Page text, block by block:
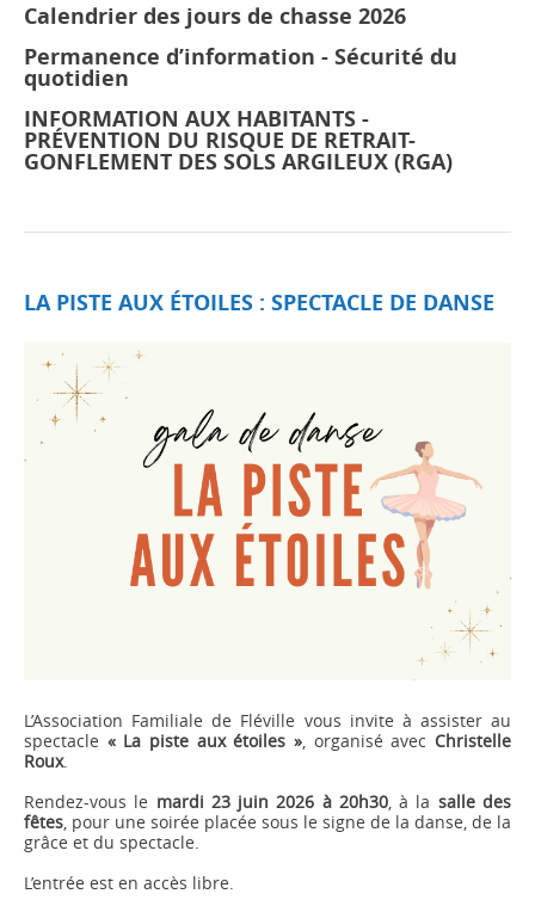
Calendrier des jours de chasse 2026
Permanence d’information - Sécurité du
quotidien
INFORMATION AUX HABITANTS -
PRÉVENTION DU RISQUE DE RETRAIT-
GONFLEMENT DES SOLS ARGILEUX (RGA)
LA PISTE AUX ÉTOILES : SPECTACLE DE DANSE
L’Association Familiale de Fléville vous invite à assister au
spectacle « La piste aux étoiles », organisé avec Christelle
Roux.
Rendez-vous le mardi 23 juin 2026 à 20h30, à la salle des
fêtes, pour une soirée placée sous le signe de la danse, de la
grâce et du spectacle.
L’entrée est en accès libre.